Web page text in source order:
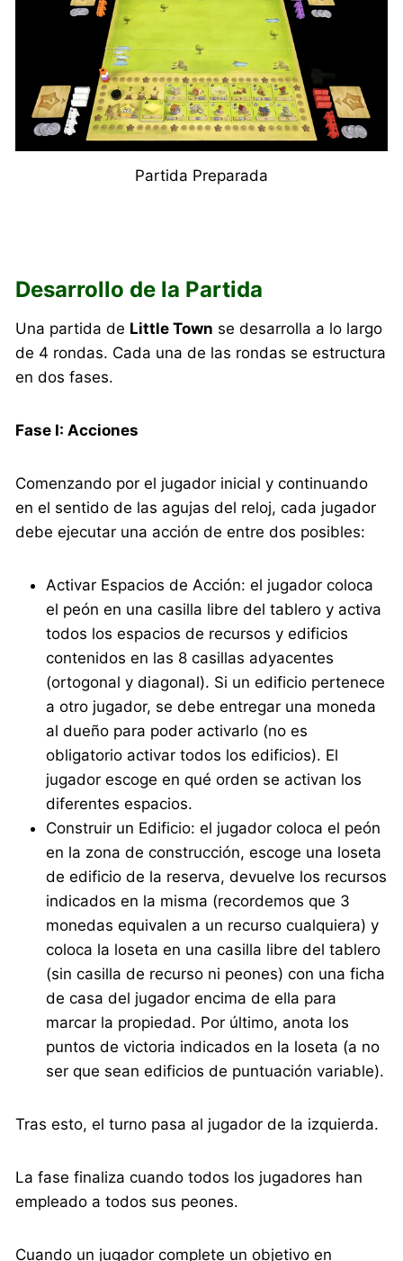
Partida Preparada
Desarrollo de la Partida
Una partida de Little Town se desarrolla a lo largo
de 4 rondas. Cada una de las rondas se estructura
en dos fases.
Fase I: Acciones
Comenzando por el jugador inicial y continuando
en el sentido de las agujas del reloj, cada jugador
debe ejecutar una acción de entre dos posibles:
Activar Espacios de Acción: el jugador coloca
el peón en una casilla libre del tablero y activa
todos los espacios de recursos y edificios
contenidos en las 8 casillas adyacentes
(ortogonal y diagonal). Si un edificio pertenece
a otro jugador, se debe entregar una moneda
al dueño para poder activarlo (no es
obligatorio activar todos los edificios). El
jugador escoge en qué orden se activan los
diferentes espacios.
Construir un Edificio: el jugador coloca el peón
en la zona de construcción, escoge una loseta
de edificio de la reserva, devuelve los recursos
indicados en la misma (recordemos que 3
monedas equivalen a un recurso cualquiera) y
coloca la loseta en una casilla libre del tablero
(sin casilla de recurso ni peones) con una ficha
de casa del jugador encima de ella para
marcar la propiedad. Por último, anota los
puntos de victoria indicados en la loseta (a no
ser que sean edificios de puntuación variable).
Tras esto, el turno pasa al jugador de la izquierda.
La fase finaliza cuando todos los jugadores han
empleado a todos sus peones.
Cuando un jugador complete un objetivo en